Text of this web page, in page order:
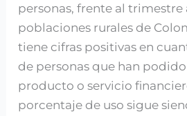
personas, frente al trimestre
poblaciones rurales de
tiene cifras positivas en
de personas que han
producto o servicio
porcentaje de uso sigue